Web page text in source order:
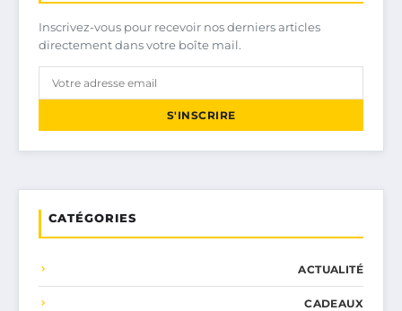
Inscrivez-vous pour recevoir nos derniers articles
directement dans votre boîte mail.
S'INSCRIRE
CATÉGORIES
ACTUALITÉ
CADEAUX